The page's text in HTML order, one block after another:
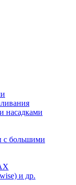
насадками
большими
и др.